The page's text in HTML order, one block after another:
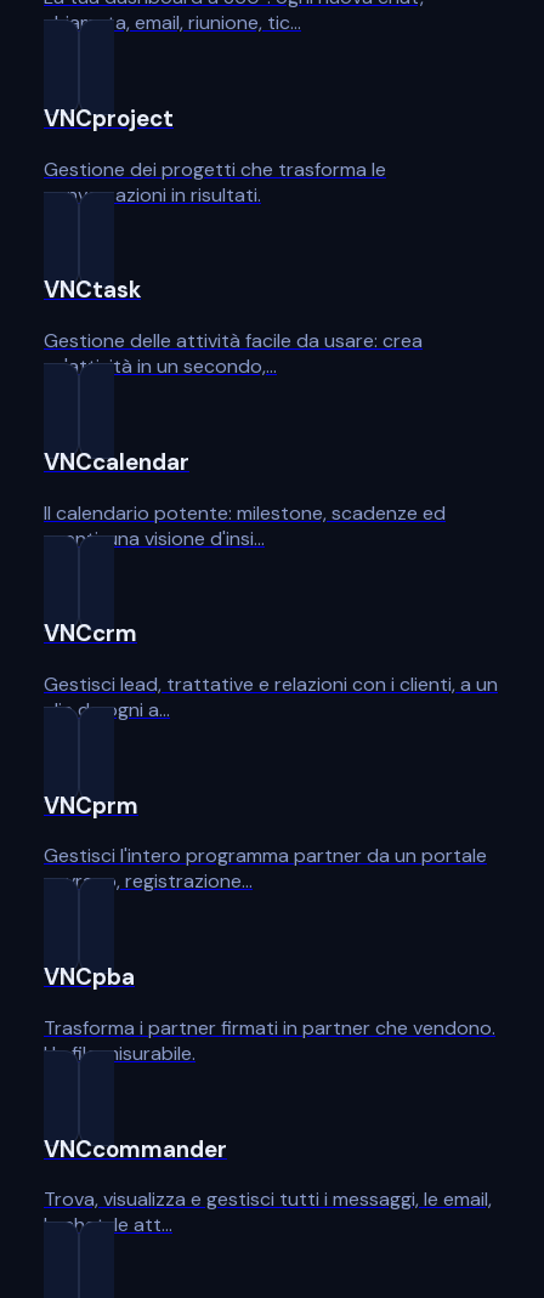
chiamata, email, riunione, tic…
VNCproject
Gestione dei progetti che trasforma le
conversazioni in risultati.
VNCtask
Gestione delle attività facile da usare: crea
un'attività in un secondo,…
VNCcalendar
Il calendario potente: milestone, scadenze ed
eventi, una visione d'insi…
VNCcrm
Gestisci lead, trattative e relazioni con i clienti, a un
clic da ogni a…
VNCprm
Gestisci l'intero programma partner da un portale
sovrano, registrazione…
VNCpba
Trasforma i partner firmati in partner che vendono.
Un filo misurabile.
VNCcommander
Trova, visualizza e gestisci tutti i messaggi, le email,
le chat, le att…